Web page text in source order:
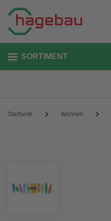
SORTIMENT
Startseite Wohnen